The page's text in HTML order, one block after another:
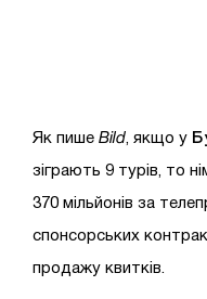
Як пише Bild , якщо у
зіграють 9 турів, то
370 мільйонів за
спонсорських
продажу квитків.